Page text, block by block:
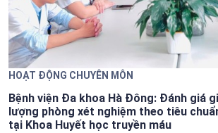
HOẠT ĐỘNG CHUYÊN MÔN
Bệnh viện Đa khoa Hà Đông: Đánh giá
lượng phòng xét nghiệm theo tiêu
tại Khoa Huyết học truyền máu